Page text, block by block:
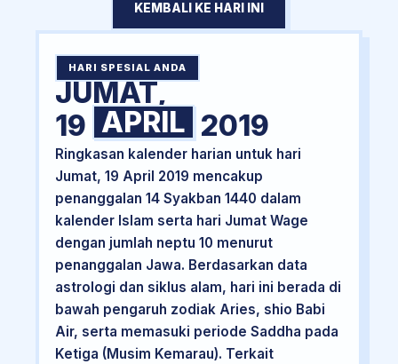
KEMBALI KE HARI INI
HARI SPESIAL ANDA
JUMAT,
19 APRIL 2019
Ringkasan kalender harian untuk hari
Jumat, 19 April 2019 mencakup
penanggalan 14 Syakban 1440 dalam
kalender Islam serta hari Jumat Wage
dengan jumlah neptu 10 menurut
penanggalan Jawa. Berdasarkan data
astrologi dan siklus alam, hari ini berada di
bawah pengaruh zodiak Aries, shio Babi
Air, serta memasuki periode Saddha pada
Ketiga (Musim Kemarau). Terkait